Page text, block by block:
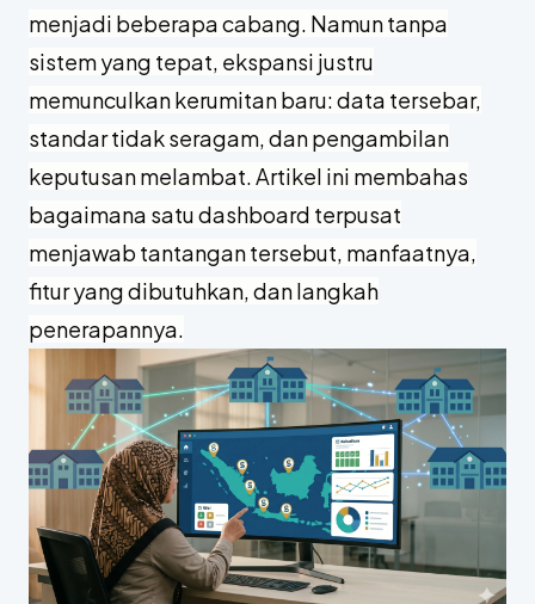
menjadi beberapa cabang. Namun tanpa
sistem yang tepat, ekspansi justru
memunculkan kerumitan baru: data tersebar,
standar tidak seragam, dan pengambilan
keputusan melambat. Artikel ini membahas
bagaimana satu dashboard terpusat
menjawab tantangan tersebut, manfaatnya,
fitur yang dibutuhkan, dan langkah
penerapannya.